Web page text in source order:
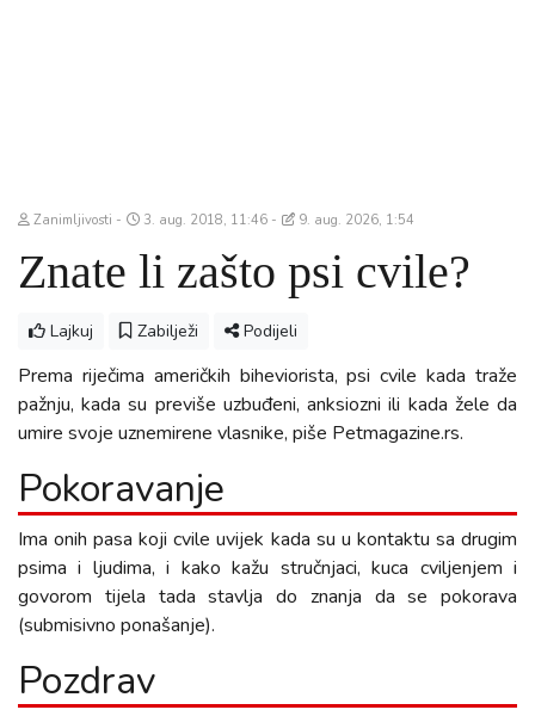
Zanimljivosti 3. aug. 2018, 11:46 9. aug. 2026, 1:54
Znate li zašto psi cvile?
Lajkuj Zabilježi Podijeli
Prema riječima američkih biheviorista, psi cvile kada traže
pažnju, kada su previše uzbuđeni, anksiozni ili kada žele da
umire svoje uznemirene vlasnike, piše Petmagazine.rs.
Pokoravanje
Ima onih pasa koji cvile uvijek kada su u kontaktu sa drugim
psima i ljudima, i kako kažu stručnjaci, kuca cviljenjem i
govorom tijela tada stavlja do znanja da se pokorava
(submisivno ponašanje).
Pozdrav